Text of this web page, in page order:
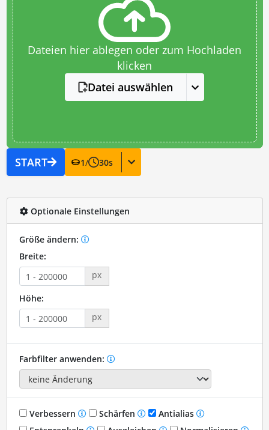
Dateien hier ablegen oder zum Hochladen
klicken
Datei auswählen
START 1/ 30s
Optionale Einstellungen
Größe ändern:
Breite:
px
Höhe:
px
Farbfilter anwenden:
Verbessern Schärfen
Antialias